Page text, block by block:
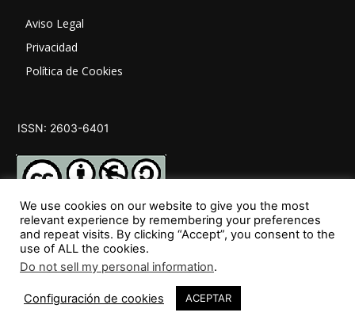
Aviso Legal
Privacidad
Política de Cookies
ISSN: 2603-6401
SÍGUENOS
We use cookies on our website to give you the most
relevant experience by remembering your preferences
and repeat visits. By clicking “Accept”, you consent to the
use of ALL the cookies.
Do not sell my personal information.
Configuración de cookies ACEPTAR